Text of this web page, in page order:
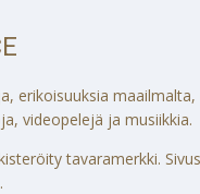
erikoisuuksia
videopelejä ja musiikkia.
tavaramerkki.